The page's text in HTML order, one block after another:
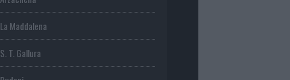
La Maddalena
S. T. Gallura